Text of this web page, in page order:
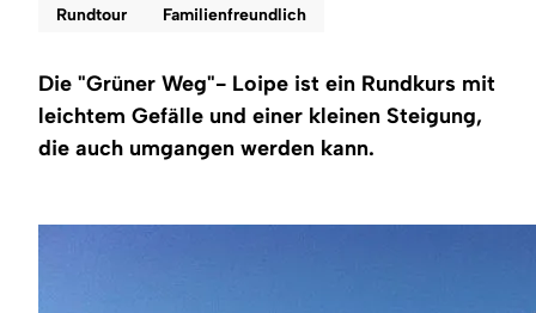
Sommer
Winter
Region
Service
Rundtour Familienfreundlich
Die "Grüner Weg"- Loipe ist ein Rundkurs mit
leichtem Gefälle und einer kleinen Steigung,
die auch umgangen werden kann.